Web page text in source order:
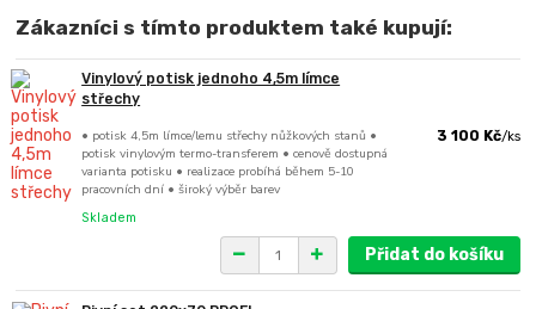
Zákazníci s tímto produktem také kupují:
Vinylový potisk jednoho 4,5m límce
střechy
• potisk 4,5m límce/lemu střechy nůžkových stanů •
potisk vinylovým termo-transferem • cenově dostupná
varianta potisku • realizace probíhá během 5-10
pracovních dní • široký výběr barev
3 100 Kč/ks
Skladem
Přidat do košíku